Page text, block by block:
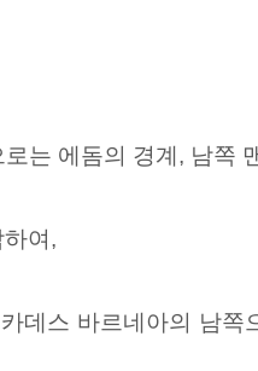
는 에돔의 경계, 남쪽
여,
데스 바르네아의 남